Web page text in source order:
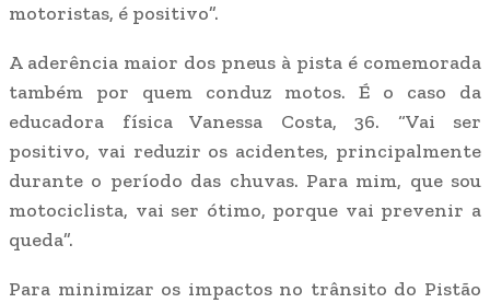
motoristas, é positivo”.
A aderência maior dos pneus à pista é comemorada
também por quem conduz motos. É o caso da
educadora física Vanessa Costa, 36. “Vai ser
positivo, vai reduzir os acidentes, principalmente
durante o período das chuvas. Para mim, que sou
motociclista, vai ser ótimo, porque vai prevenir a
queda”.
Para minimizar os impactos no trânsito do Pistão